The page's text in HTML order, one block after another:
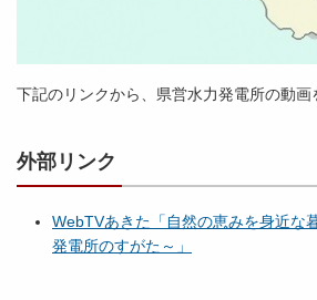
下記のリンクから、県営水力発電所の動画
外部リンク
WebTVあきた「自然の恵みを身近な
発電所のすがた～」